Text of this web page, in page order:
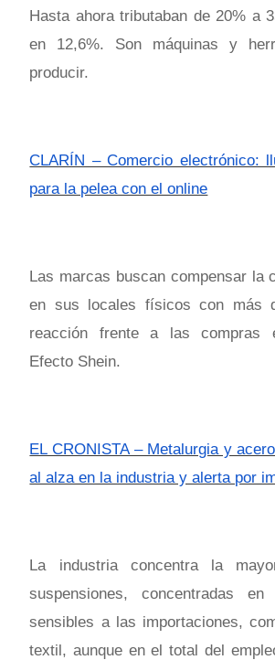
Hasta ahora tributaban de 20% a
en 12,6%. Son máquinas y
producir.
CLARÍN – Comercio electrónico:
para la pelea con el online
Las marcas buscan compensar la
en sus locales físicos con más
reacción frente a las compras
Efecto Shein.
EL CRONISTA – Metalurgia y
al alza en la industria y alerta por
La industria concentra la
suspensiones, concentradas
sensibles a las importaciones,
textil, aunque en el total del